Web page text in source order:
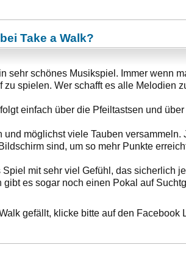
Take a Walk?
sehr schönes Musikspiel. Immer wenn
zu spielen. Wer schafft es alle Melodien
einfach über die Pfeiltastsen und über
und möglichst viele Tauben versammeln.
sind, um so mehr Punkte
mit sehr viel Gefühl, das sicherlich
gibt es sogar noch einen Pokal auf
gefällt, klicke bitte auf den Facebook